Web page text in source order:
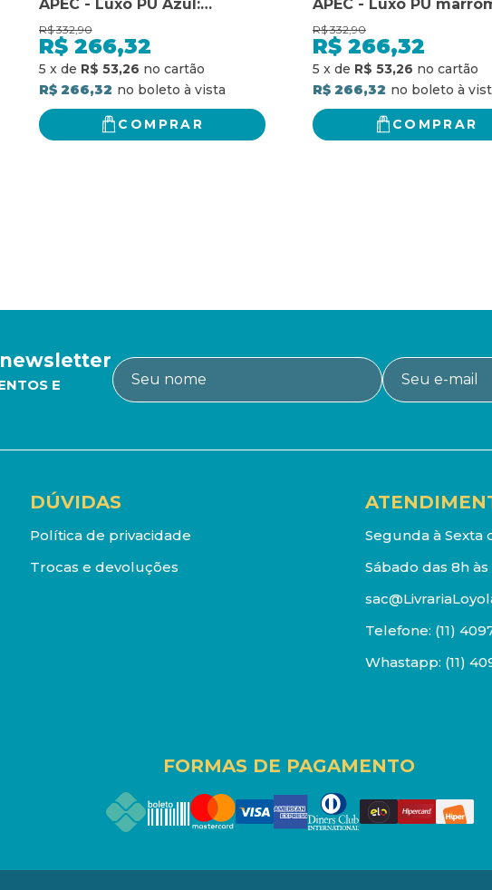
APEC - Luxo PU Azul:
ferramenta de auxílio de
ensino para as nossas
crianças sobre todo o amor
de Jesus para com elas
R$ 332,90
R$ 266,32
5 x de R$ 53,26
R$ 266,32
COMPRAR
APEC - Luxo PU
ferramenta de auxílio
ensino para as nossas
crianças sobre todo o
de Jesus para com elas
R$ 332,90
R$ 266,32
5 x de R$ 53,26
R$ 266,32
COMPRAR
E
DÚVIDAS
Política de privacidade
Trocas e devoluções
Segunda à Sexta
Sábado das 8h às
Telefone: (11)
Whastapp: (11)
FORMAS DE PAGAMENTO